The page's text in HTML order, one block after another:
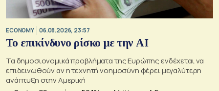
ECONOMY 06.08.2026, 23:57
Το επικίνδυνο ρίσκο με την ΑΙ
Τα δημοσιονομικά προβλήματα της Ευρώπης ενδέχεται να
επιδεινωθούν αν η τεχνητή νοημοσύνη φέρει μεγαλύτερη
ανάπτυξη στην Αμερική